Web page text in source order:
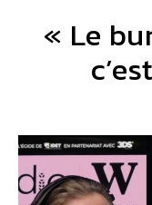
« Le